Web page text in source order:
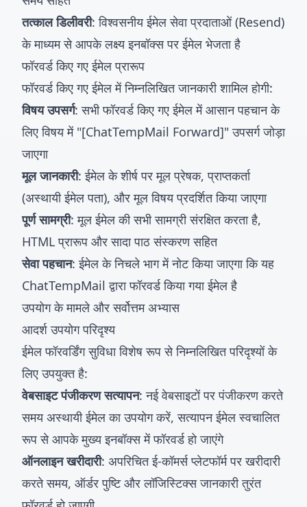
तत्काल डिलीवरी: विश्वसनीय ईमेल सेवा प्रदाताओं (Resend)
के माध्यम से आपके लक्ष्य इनबॉक्स पर ईमेल भेजता है
फॉरवर्ड किए गए ईमेल प्रारूप
फॉरवर्ड किए गए ईमेल में निम्नलिखित जानकारी शामिल होगी:
विषय उपसर्ग: सभी फॉरवर्ड किए गए ईमेल में आसान पहचान के
लिए विषय में "[ChatTempMail Forward]" उपसर्ग जोड़ा
जाएगा
मूल जानकारी: ईमेल के शीर्ष पर मूल प्रेषक, प्राप्तकर्ता
(अस्थायी ईमेल पता), और मूल विषय प्रदर्शित किया जाएगा
पूर्ण सामग्री: मूल ईमेल की सभी सामग्री संरक्षित करता है,
HTML प्रारूप और सादा पाठ संस्करण सहित
सेवा पहचान: ईमेल के निचले भाग में नोट किया जाएगा कि यह
ChatTempMail द्वारा फॉरवर्ड किया गया ईमेल है
उपयोग के मामले और सर्वोत्तम अभ्यास
आदर्श उपयोग परिदृश्य
ईमेल फॉरवर्डिंग सुविधा विशेष रूप से निम्नलिखित परिदृश्यों के
लिए उपयुक्त है:
वेबसाइट पंजीकरण सत्यापन: नई वेबसाइटों पर पंजीकरण करते
समय अस्थायी ईमेल का उपयोग करें, सत्यापन ईमेल स्वचालित
रूप से आपके मुख्य इनबॉक्स में फॉरवर्ड हो जाएंगे
ऑनलाइन खरीदारी: अपरिचित ई-कॉमर्स प्लेटफॉर्म पर खरीदारी
करते समय, ऑर्डर पुष्टि और लॉजिस्टिक्स जानकारी तुरंत